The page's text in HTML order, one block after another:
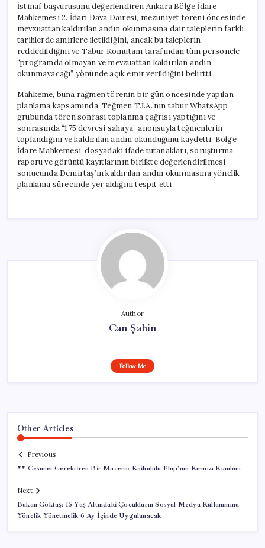
İstinaf başvurusunu değerlendiren Ankara Bölge İdare
Mahkemesi 2. İdari Dava Dairesi, mezuniyet töreni öncesinde
mevzuattan kaldırılan andın okunmasına dair taleplerin farklı
tarihlerde amirlere iletildiğini, ancak bu taleplerin
reddedildiğini ve Tabur Komutanı tarafından tüm personele
“programda olmayan ve mevzuattan kaldırılan andın
okunmayacağı” yönünde açık emir verildiğini belirtti.
Mahkeme, buna rağmen törenin bir gün öncesinde yapılan
planlama kapsamında, Teğmen T.İ.A.’nın tabur WhatsApp
grubunda tören sonrası toplanma çağrısı yaptığını ve
sonrasında “175 devresi sahaya” anonsuyla teğmenlerin
toplandığını ve kaldırılan andın okunduğunu kaydetti. Bölge
İdare Mahkemesi, dosyadaki ifade tutanakları, soruşturma
raporu ve görüntü kayıtlarının birlikte değerlendirilmesi
sonucunda Demirtaş’ın kaldırılan andın okunmasına yönelik
planlama sürecinde yer aldığını tespit etti.
Author
Can Şahin
Follow Me
Other Articles
Previous
** Cesaret Gerektiren Bir Macera: Kaihalulu Plajı’nın Kırmızı Kumları
Next
Bakan Göktaş: 15 Yaş Altındaki Çocukların Sosyal Medya Kullanımına
Yönelik Yönetmelik 6 Ay İçinde Uygulanacak